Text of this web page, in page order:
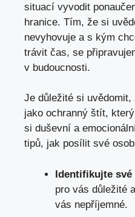
situací vyvodit
hranice. Tím, že si
nevyhovuje a s kým
trávit čas, se
v budoucnosti.
Je důležité si
jako ochranný štít,
si duševní a
tipů, jak posílit své
Identifikujte své
pro vás důležité
vás nepříjemné.